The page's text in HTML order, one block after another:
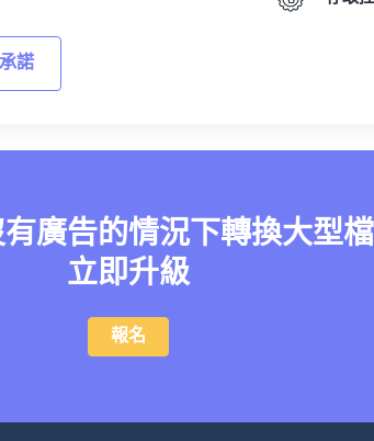
諾
廣告的情況下轉換大型
立即升級
報名